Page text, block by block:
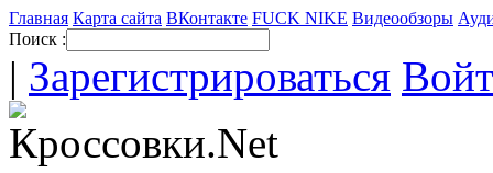
Главная Карта сайта ВКонтакте FUCK NIKE Видеообзоры
Поиск :
| Зарегистрироваться